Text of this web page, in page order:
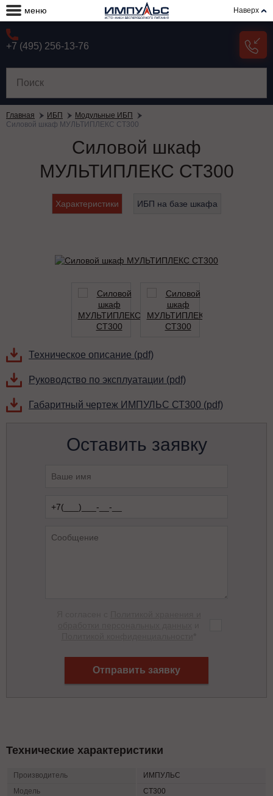
меню Наверх
+7 (495) 256-13-76
Главная ИБП
Модульные ИБП
Силовой шкаф МУЛЬТИПЛЕКС СТ300
Силовой шкаф
МУЛЬТИПЛЕКС СТ300
Характеристики ИБП на базе шкафа
Техническое описание (pdf)
Руководство по эксплуатации (pdf)
Габаритный чертеж ИМПУЛЬС СТ300 (pdf)
Оставить заявку
Отправить заявку
Технические характеристики
Производитель
ИМПУЛЬС
Модель
СТ300